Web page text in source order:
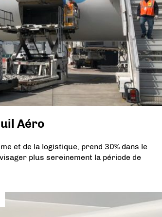
Aéro
et de la logistique, prend 30% dans le
plus sereinement la période de